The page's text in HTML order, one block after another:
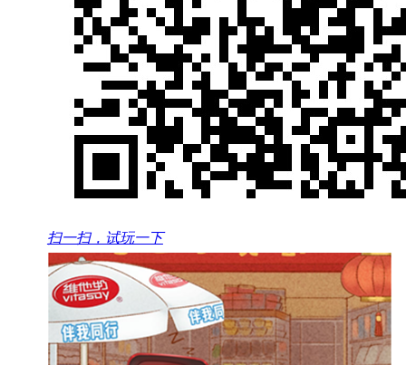
扫一扫，试玩一下